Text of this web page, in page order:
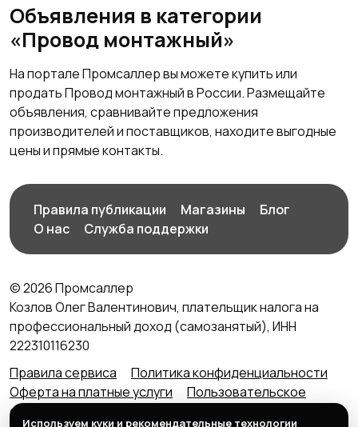
Объявления в категории
«Провод монтажный»
На портале Промсаллер вы можете купить или
продать Провод монтажный в России. Размещайте
объявления, сравнивайте предложения
производителей и поставщиков, находите выгодные
цены и прямые контакты.
Правила публикации Магазины
Блог
О нас
Служба поддержки
© 2026 Промсаллер
Козлов Олег Валентинович, плательщик налога на
профессиональный доход (самозанятый), ИНН
222310116230
Правила сервиса
Политика конфиденциальности
Оферта на платные услуги
Пользовательское
соглашение
Используем куки и рекомендательные технологии